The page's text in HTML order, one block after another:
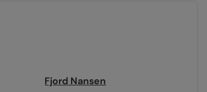
Fjord Nansen